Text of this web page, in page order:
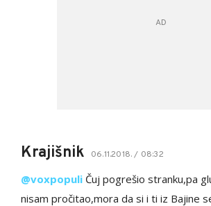
Krajišnik 06.11.2018. / 08:32
@voxpopuli Čuj pogrešio stranku,pa
nisam pročitao,mora da si i ti iz Bajine